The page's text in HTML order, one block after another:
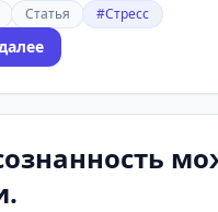
Статья #Стресс